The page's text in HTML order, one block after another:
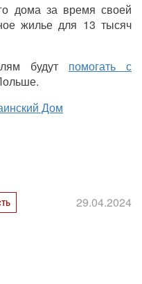
дома за время своей
жилье для 13 тысяч
будут помогать с
Дом
29.04.2024